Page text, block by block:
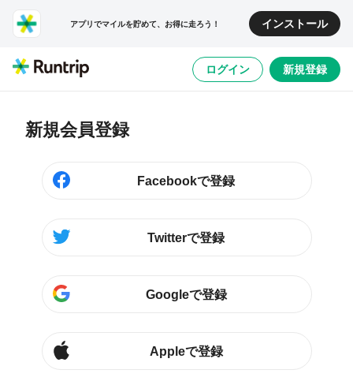
アプリでマイルを貯めて、お得に走ろう！ インストール
ログイン 新規登録
新規会員登録
Facebookで登録
Twitterで登録
Googleで登録
Appleで登録